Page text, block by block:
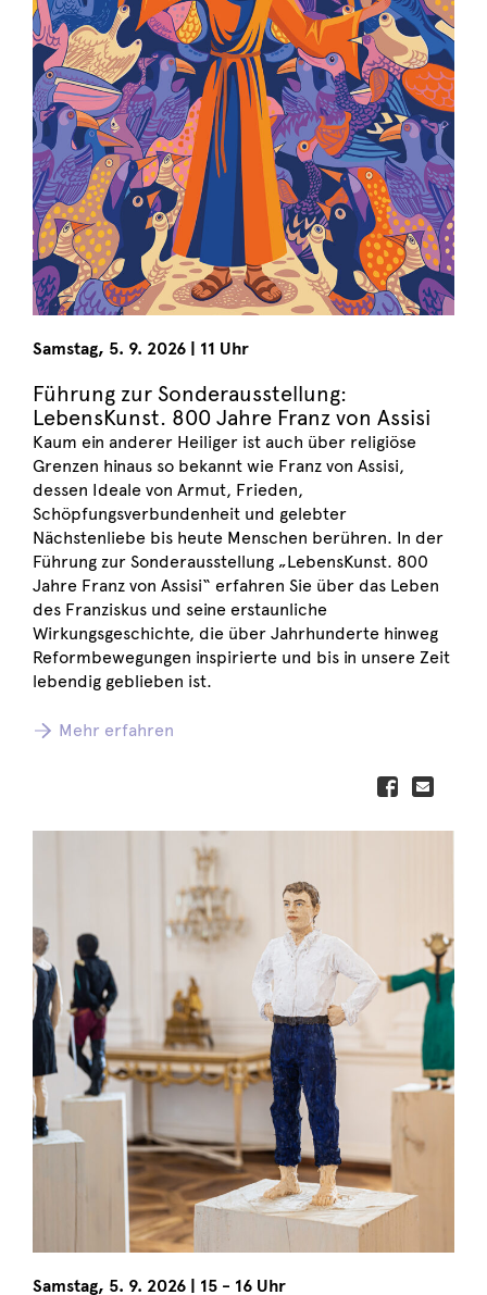
Samstag, 5. 9. 2026 11 Uhr
Führung zur Sonderausstellung:
LebensKunst. 800 Jahre Franz von Assisi
Kaum ein anderer Heiliger ist auch über religiöse
Grenzen hinaus so bekannt wie Franz von Assisi,
dessen Ideale von Armut, Frieden,
Schöpfungsverbundenheit und gelebter
Nächstenliebe bis heute Menschen berühren. In der
Führung zur Sonderausstellung „LebensKunst. 800
Jahre Franz von Assisi“ erfahren Sie über das Leben
des Franziskus und seine erstaunliche
Wirkungsgeschichte, die über Jahrhunderte hinweg
Reformbewegungen inspirierte und bis in unsere Zeit
lebendig geblieben ist.
Mehr erfahren
Samstag, 5. 9. 2026 | 15 - 16 Uhr